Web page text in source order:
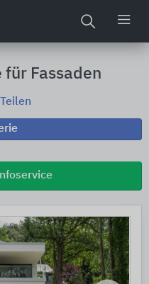
Fassaden
Teilen